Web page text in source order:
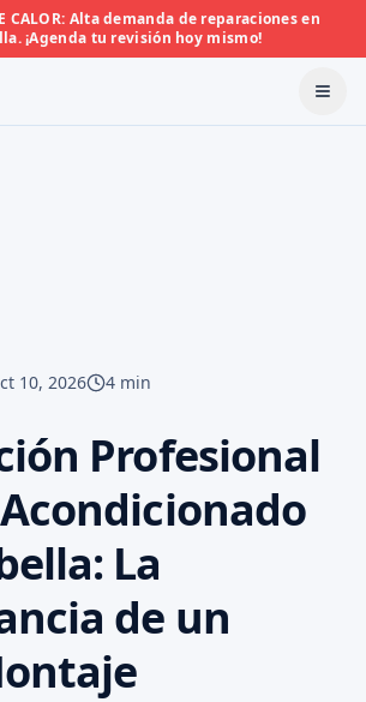
CALOR: Alta demanda de reparaciones en
¡Agenda tu revisión hoy mismo!
10, 2026 4 min
Profesional
La
de un